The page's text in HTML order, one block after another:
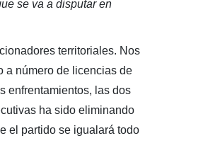
se va a disputar en
territoriales. Nos
a número de licencias de
enfrentamientos, las dos
ha sido eliminando
el partido se igualará todo